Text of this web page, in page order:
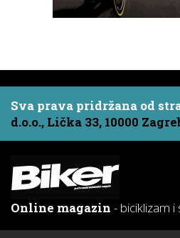
Sva prava pridržana od
d.o.o., Lička 33, 10000
Online magazin - biciklizam i